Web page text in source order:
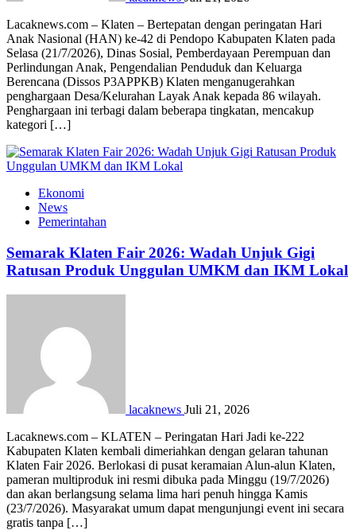
Lacaknews.com – Klaten – Bertepatan dengan peringatan Hari
Anak Nasional (HAN) ke-42 di Pendopo Kabupaten Klaten pada
Selasa (21/7/2026), Dinas Sosial, Pemberdayaan Perempuan dan
Perlindungan Anak, Pengendalian Penduduk dan Keluarga
Berencana (Dissos P3APPKB) Klaten menganugerahkan
penghargaan Desa/Kelurahan Layak Anak kepada 86 wilayah.
Penghargaan ini terbagi dalam beberapa tingkatan, mencakup
kategori […]
Ekonomi
News
Pemerintahan
Semarak Klaten Fair 2026: Wadah Unjuk Gigi
Ratusan Produk Unggulan UMKM dan IKM Lokal
lacaknews Juli 21, 2026
Lacaknews.com – KLATEN – Peringatan Hari Jadi ke-222
Kabupaten Klaten kembali dimeriahkan dengan gelaran tahunan
Klaten Fair 2026. Berlokasi di pusat keramaian Alun-alun Klaten,
pameran multiproduk ini resmi dibuka pada Minggu (19/7/2026)
dan akan berlangsung selama lima hari penuh hingga Kamis
(23/7/2026). Masyarakat umum dapat mengunjungi event ini secara
gratis tanpa […]